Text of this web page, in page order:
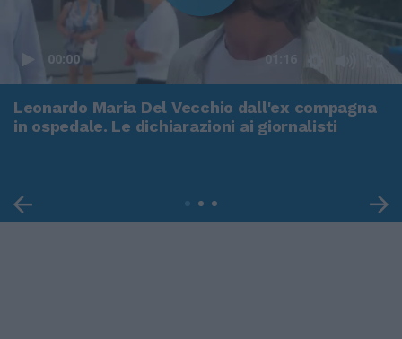
00:00 01:16
Leonardo Maria Del Vecchio dall'ex compagna
in ospedale. Le dichiarazioni ai giornalisti